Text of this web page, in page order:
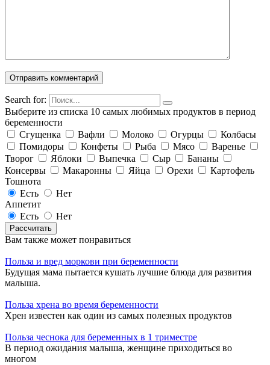
Search for:
Выберите из списка 10 самых любимых продуктов в период
беременности
Сгущенка
Вафли Молоко Огурцы
Колбасы
Помидоры
Конфеты Рыба Мясо
Варенье
Творог
Яблоки Выпечка Сыр
Бананы
Консервы
Макаронны Яйца Орехи
Картофель
Тошнота
Есть
Нет
Аппетит
Есть
Нет
Вам также может понравиться
Польза и вред моркови при беременности
Будущая мама пытается кушать лучшие блюда для развития
малыша.
Польза хрена во время беременности
Хрен известен как один из самых полезных продуктов
Польза чеснока для беременных в 1 триместре
В период ожидания малыша, женщине приходиться во
многом